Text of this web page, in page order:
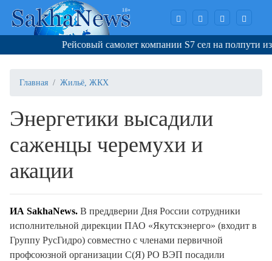
Рейсовый самолет компании S7 сел на полпути из-за
Главная Жильё, ЖКХ
Энергетики высадили
саженцы черемухи и
акации
ИА SakhaNews. В преддверии Дня России сотрудники
исполнительной дирекции ПАО «Якутскэнерго» (входит в
Группу РусГидро) совместно с членами первичной
профсоюзной организации С(Я) РО ВЭП посадили